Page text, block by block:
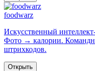
foodwarz
Искусственный
Фото → калории.
штрихкодов.
Открыть